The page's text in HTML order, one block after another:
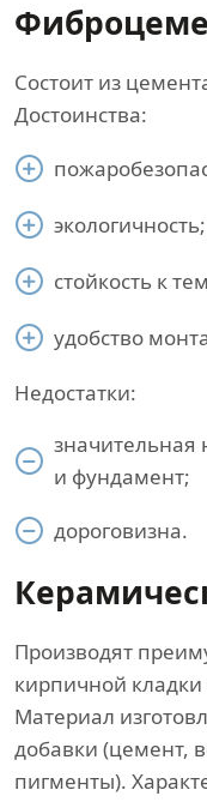
Состоит из
Достоинства:
экологичность;
стойкость к
удобство
Недостатки:
значительная
и фундамент;
дороговизна.
Производят
кирпичной
Материал
добавки (цемент,
пигменты).